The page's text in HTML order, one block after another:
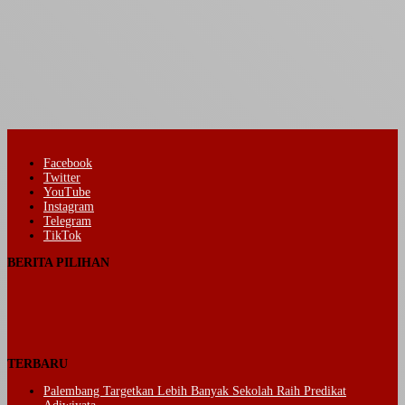
Facebook
Twitter
YouTube
Instagram
Telegram
TikTok
BERITA PILIHAN
TERBARU
Palembang Targetkan Lebih Banyak Sekolah Raih Predikat